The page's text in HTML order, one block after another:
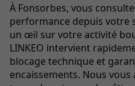
À Fonsorbes, vous
performance depuis
un œil sur votre activité
LINKEO intervient
blocage technique et
encaissements. Nous